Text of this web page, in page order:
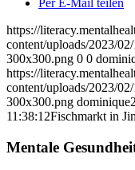
Per E-Mail teilen
https://
content/uploads/2023/
300x300.png 0 0
https://
content/uploads/2023/
300x300.png dominique
11:38:12Fischmarkt in
Mentale